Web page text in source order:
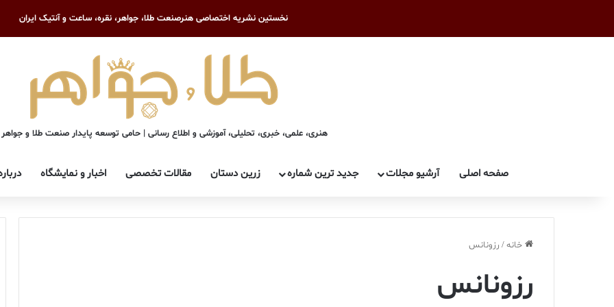
نخستین نشریه اختصاصی هنرصنعت طلا، جواهر، نقره، ساعت و آنتیک ایران
هنری، علمی، خبری، تحلیلی، آموزشی و اطلاع رسانی | حامی توسعه پایدار صنعت طلا و
صفحه اصلی آرشیو مجلات جدید ترین شماره زرین دستان مقالات تخصصی اخبار و نمایشگاه
خانه/ رزونانس
رزونانس